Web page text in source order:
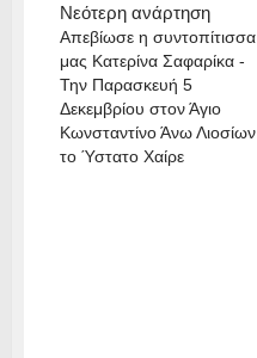
Νεότερη ανάρτηση
Απεβίωσε η συντοπίτισσα
μας Κατερίνα Σαφαρίκα -
Την Παρασκευή 5
Δεκεμβρίου στον Άγιο
Κωνσταντίνο Άνω Λιοσίων
το Ύστατο Χαίρε